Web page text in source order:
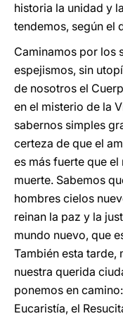
historia la unidad y
tendemos, según el
Caminamos por los
espejismos, sin
de nosotros el
en el misterio de la
sabernos simples
certeza de que el
es más fuerte que
muerte. Sabemos
hombres cielos
reinan la paz y la
mundo nuevo, que
También esta tarde,
nuestra querida
ponemos en
Eucaristía, el